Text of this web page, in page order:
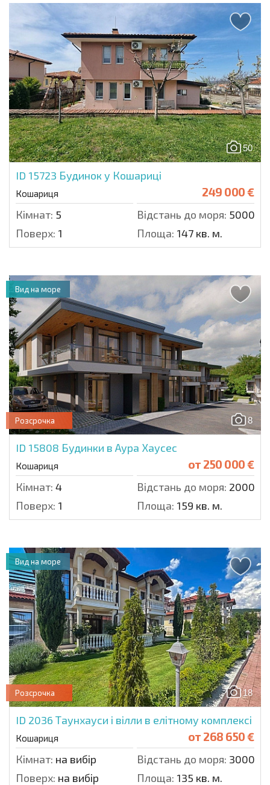
50
ID 15723 Будинок у Кошариці
Кошариця 249 000 €
Кімнат: 5 Відстань до моря: 5000 м.
Поверх: 1 Площа: 147 кв. м.
8
Розсрочка
ID 15808 Будинки в Аура Хаусес
Кошариця от 250 000 €
Кімнат: 4 Відстань до моря: 2000 м.
Поверх: 1 Площа: 159 кв. м.
Вид на море
18
Розсрочка
ID 2036 Таунхауси і вілли в елітному комплексі
Кошариця от 268 650 €
Кімнат: на вибір Відстань до моря: 3000 м.
Поверх: на вибір Площа: 135 кв. м.
Вид на море